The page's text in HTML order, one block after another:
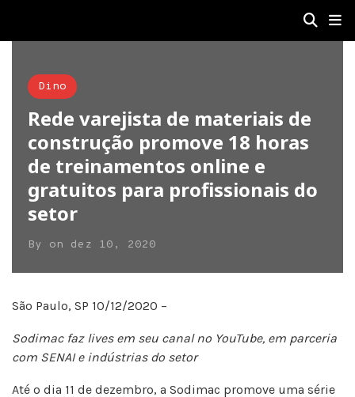
Dino
Rede varejista de materiais de
construção promove 18 horas
de treinamentos online e
gratuitos para profissionais do
setor
By on dez 10, 2020
São Paulo, SP 10/12/2020 –
Sodimac faz lives em seu canal no YouTube, em parceria
com SENAI e indústrias do setor
Até o dia 11 de dezembro, a Sodimac promove uma série